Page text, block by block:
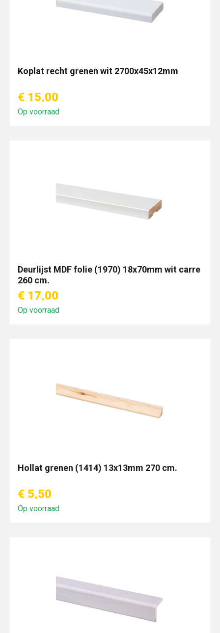
Koplat recht grenen wit 2700x45x12mm
€ 15,00
Op voorraad
Deurlijst MDF folie (1970) 18x70mm wit carre
260 cm.
€ 17,00
Op voorraad
Hollat grenen (1414) 13x13mm 270 cm.
€ 5,50
Op voorraad